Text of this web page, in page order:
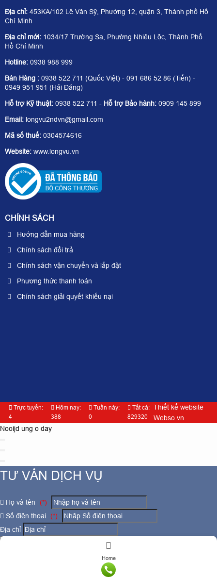
Địa chỉ: 453KA/102 Lê Văn Sỹ, Phường 12, quận 3, Thành phố Hồ
Chí Minh
Địa chỉ mới: 1034/17 Trường Sa, Phường Nhiêu Lộc, Thành Phố
Hồ Chí Minh
Hotline: 0938 988 999
Bán Hàng : 0938 522 711 (Quốc Việt) - 091 686 52 86 (Tiến) -
0949 951 951 (Hải Đăng)
Hỗ trợ Kỹ thuật: 0938 522 711 - Hỗ trợ Bảo hành: 0909 145 899
Email: longvu2ndvn@gmail.com
Mã số thuế: 0304574616
Website: www.longvu.vn
CHÍNH SÁCH
Hướng dẫn mua hàng
Chính sách đổi trả
Chính sách vận chuyển và lắp đặt
Phương thức thanh toán
Chính sách giải quyết khiếu nại
Trực tuyến:
4
Hôm nay:
388
Tuần này:
0
Tất cả:
829320
Thiết kế website
Webso.vn
Home
Nooijd ung o day
TƯ VẤN DỊCH VỤ
Họ và tên
(*)
Số điện thoại
(*)
Địa chỉ
TƯ VẤN DỊCH VỤ